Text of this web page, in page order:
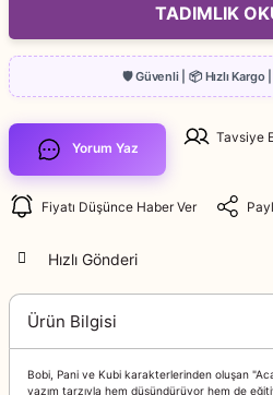
TADIMLIK
Yorum Yaz
Tavsiye
Fiyatı Düşünce Haber Ver
Hızlı Gönderi
Ürün Bilgisi
Bobi, Pani ve Kubi karakterlerinden oluşan
yazım tarzıyla hem düşündürüyor hem de